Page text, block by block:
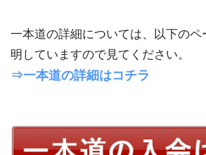
一本道の詳細については、以下の
明していますので見てください。
⇒一本道の詳細はコチラ